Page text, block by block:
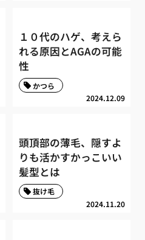
１０代のハゲ、考えら
れる原因とAGAの可能
性
2024.12.09
かつら
頭頂部の薄毛、隠すよ
りも活かすかっこいい
髪型とは
2024.11.20
抜け毛